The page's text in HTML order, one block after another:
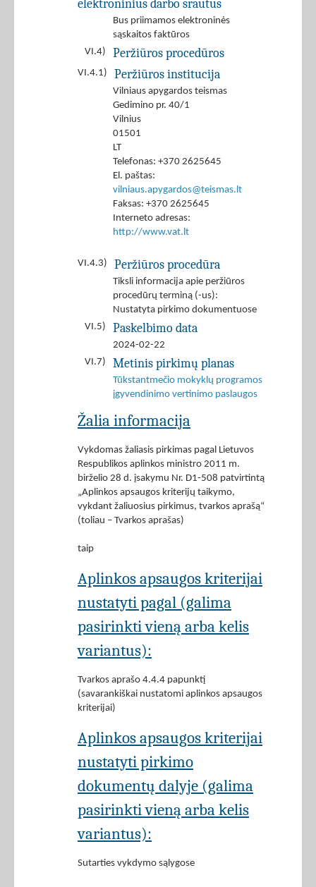
elektroninius darbo srautus
Bus priimamos elektroninės
sąskaitos faktūros
VI.4)
Peržiūros procedūros
VI.4.1) Peržiūros institucija
Vilniaus apygardos teismas
Gedimino pr. 40/1
Vilnius
01501
LT
Telefonas: +370 2625645
El. paštas:
vilniaus.apygardos@teismas.lt
Faksas: +370 2625645
Interneto adresas:
http://www.vat.lt
VI.4.3) Peržiūros procedūra
Tiksli informacija apie peržiūros
procedūrų terminą (-us):
Nustatyta pirkimo dokumentuose
VI.5)
Paskelbimo data
2024-02-22
VI.7)
Metinis pirkimų planas
Tūkstantmečio mokyklų programos
įgyvendinimo vertinimo paslaugos
Žalia informacija
Vykdomas žaliasis pirkimas pagal Lietuvos
Respublikos aplinkos ministro 2011 m.
birželio 28 d. įsakymu Nr. D1-508 patvirtintą
„Aplinkos apsaugos kriterijų taikymo,
vykdant žaliuosius pirkimus, tvarkos aprašą“
(toliau – Tvarkos aprašas)
taip
Aplinkos apsaugos kriterijai
nustatyti pagal (galima
pasirinkti vieną arba kelis
variantus):
Tvarkos aprašo 4.4.4 papunktį
(savarankiškai nustatomi aplinkos apsaugos
kriterijai)
Aplinkos apsaugos kriterijai
nustatyti pirkimo
dokumentų dalyje (galima
pasirinkti vieną arba kelis
variantus):
Sutarties vykdymo sąlygose